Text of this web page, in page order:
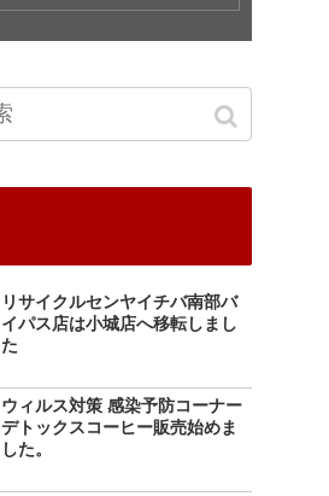
リサイクルセンヤイチバ南部バ
イパス店は小城店へ移転しまし
た
ウィルス対策 感染予防コーナー
デトックスコーヒー販売始めま
した。